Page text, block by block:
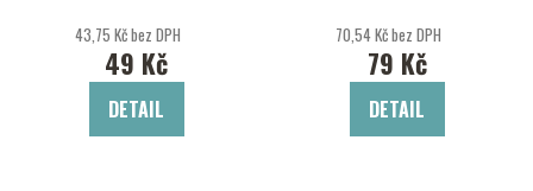
43,75 Kč bez DPH
49 Kč
DETAIL
70,54 Kč bez DPH
79 Kč
DETAIL